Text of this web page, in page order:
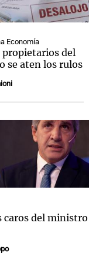
Economía
propietarios del
se aten los rulos
caros del ministro